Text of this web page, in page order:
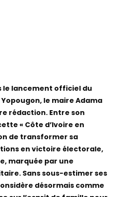
le lancement officiel du
Yopougon, le maire Adama
rédaction. Entre son
« Côte d’Ivoire en
de transformer sa
en victoire électorale,
marquée par une
Sans sous-estimer ses
désormais comme